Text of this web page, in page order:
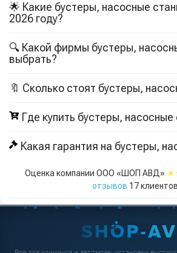
🌟 Какие бустеры, насосные
2026 году?
🔍 Какой фирмы бустеры,
выбрать?
🔖 Сколько стоят бустеры,
Где купить бустеры, насосные
Какая гарантия на бустеры,
Оценка компании ООО «ШОП АВД»
отзывов 17